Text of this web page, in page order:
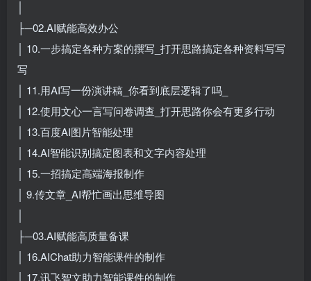
├─02.AI赋能高效办公
│ 10.一步搞定各种方案的撰写_打开思路搞定各种资料写写
写
│ 11.用AI写一份演讲稿_你看到底层逻辑了吗_
│ 12.使用文心一言写问卷调查_打开思路你会有更多行动
│ 13.百度AI图片智能处理
│ 14.AI智能识别搞定图表和文字内容处理
│ 15.一招搞定高端海报制作
│ 9.传文章_AI帮忙画出思维导图
├─03.AI赋能高质量备课
│ 16.AIChat助力智能课件的制作
│ 17.讯飞智文助力智能课件的制作